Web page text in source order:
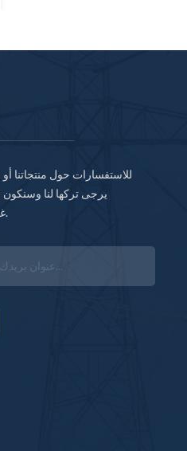
للاستفسارات حول منتجاتنا أو
يرجى تركها لنا
غضون 24 ساعة.